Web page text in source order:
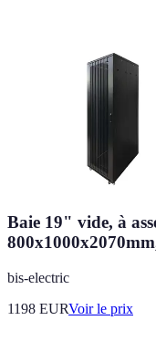
Baie 19" vide, à
bis-electric
1198 EURVoir le prix